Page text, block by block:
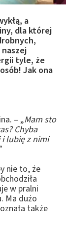
a
dla której
tyle, że
Jak ona
– „Mam sto
Chyba
i lubię z nimi
nie to, że
w pralni
Ma dużo
także